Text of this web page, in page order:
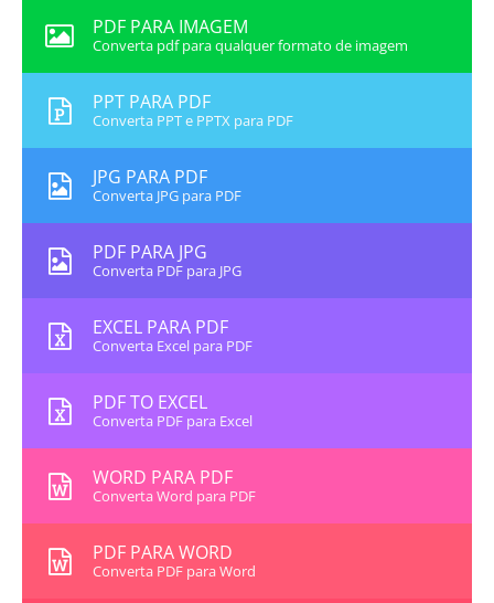
PDF PARA IMAGEM
Converta pdf para qualquer formato de imagem
PPT PARA PDF
Converta PPT e PPTX para PDF
JPG PARA PDF
Converta JPG para PDF
PDF PARA JPG
Converta PDF para JPG
EXCEL PARA PDF
Converta Excel para PDF
PDF TO EXCEL
Converta PDF para Excel
WORD PARA PDF
Converta Word para PDF
PDF PARA WORD
Converta PDF para Word